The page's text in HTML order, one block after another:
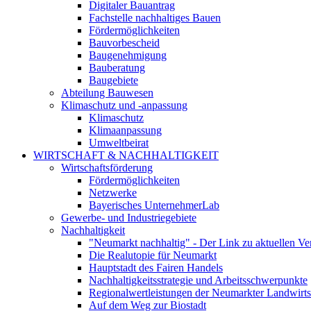
Digitaler Bauantrag
Fachstelle nachhaltiges Bauen
Fördermöglichkeiten
Bauvorbescheid
Baugenehmigung
Bauberatung
Baugebiete
Abteilung Bauwesen
Klimaschutz und -anpassung
Klimaschutz
Klimaanpassung
Umweltbeirat
WIRTSCHAFT & NACHHALTIGKEIT
Wirtschaftsförderung
Fördermöglichkeiten
Netzwerke
Bayerisches UnternehmerLab
Gewerbe- und Industriegebiete
Nachhaltigkeit
"Neumarkt nachhaltig" - Der Link zu aktuellen
Die Realutopie für Neumarkt
Hauptstadt des Fairen Handels
Nachhaltigkeitsstrategie und Arbeitsschwerpunkte
Regionalwertleistungen der Neumarkter
Auf dem Weg zur Biostadt